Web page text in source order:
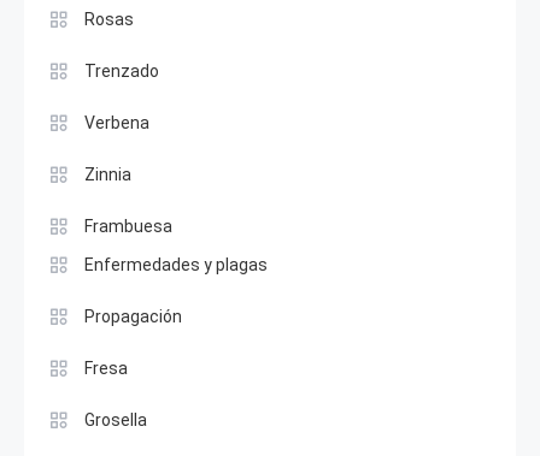
Rosas
Trenzado
Verbena
Zinnia
Frambuesa
Enfermedades y plagas
Propagación
Fresa
Grosella